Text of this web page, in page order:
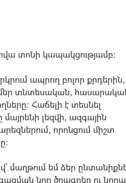
տոնի կապակցությամբ:
ապրող բոլոր քրդերին,
մեր տնտեսական,
Հաճելի է տեսնել
լեզվի, ազգային
որոնցում միշտ
մաղթում եմ ձեր
նոր ծրագրեր ու